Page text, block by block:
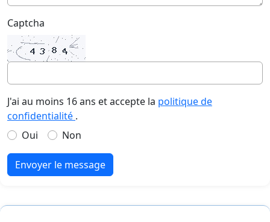
Captcha
J'ai au moins 16 ans et accepte la politique de
confidentialité .
Oui
Non
Envoyer le message